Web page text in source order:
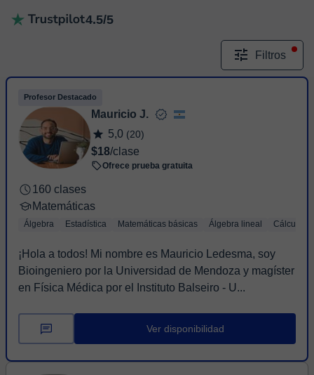
4.5/5
Filtros
Profesor Destacado
Mauricio J.
5,0 (20)
$18/clase
Ofrece prueba gratuita
160 clases
Matemáticas
Álgebra Estadística Matemáticas básicas Álgebra lineal Cálculo
¡Hola a todos! Mi nombre es Mauricio Ledesma, soy
Bioingeniero por la Universidad de Mendoza y magíster
en Física Médica por el Instituto Balseiro - U...
Ver disponibilidad